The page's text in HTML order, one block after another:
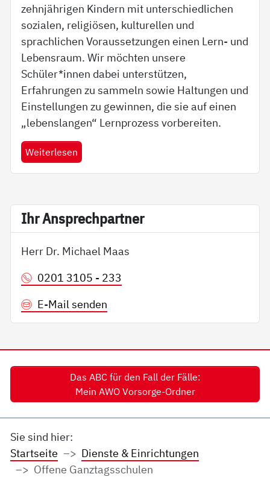
zehnjährigen Kindern mit unterschiedlichen
sozialen, religiösen, kulturellen und
sprachlichen Voraussetzungen einen Lern- und
Lebensraum. Wir möchten unsere
Schüler*innen dabei unterstützen,
Erfahrungen zu sammeln sowie Haltungen und
Einstellungen zu gewinnen, die sie auf einen
„lebenslangen“ Lernprozess vorbereiten.
Weiterlesen
Ihr An­sp­rech­part­ner
Herr Dr. Michael Maas
0201 3105 - 233
E-Mail senden
Das ABC für den Fall der Fälle:
Mein AWO Vorsorge-Ordner
Sie sind hier:
Startseite
Dienste & Einrichtungen
Offene Ganztagsschulen